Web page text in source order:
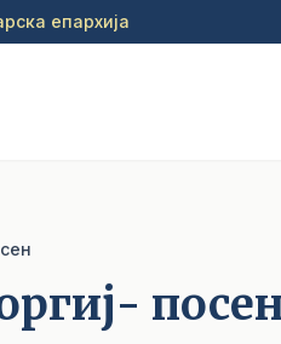
епархија